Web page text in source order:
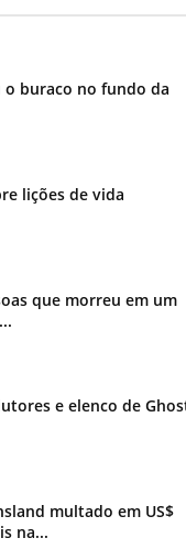
buraco no fundo da
lições de vida
que morreu em um
e elenco de
multado em US$
na...